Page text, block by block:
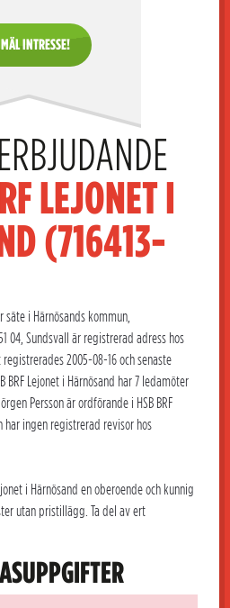
INTRESSE!
LEJONET I
(716413-
säte i Härnösands kommun,
04, Sundsvall är registrerad adress hos
2005-08-16 och senaste
BRF Lejonet i Härnösand har 7 ledamöter
Persson är ordförande i HSB BRF
har ingen registrerad revisor hos
i Härnösand en oberoende och kunnig
utan pristillägg. Ta del av ert